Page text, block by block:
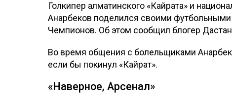
Голкипер алматинского «Кайрата» и
Анарбеков поделился своими
Чемпионов. Об этом сообщил блогер
Во время общения с болельщиками
если бы покинул «Кайрат».
«Наверное, Арсенал»